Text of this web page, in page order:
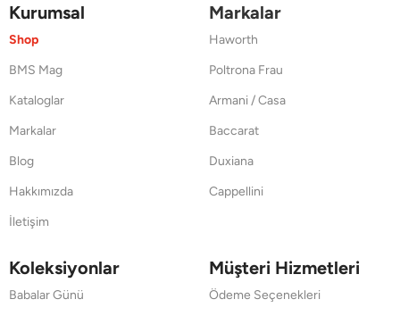
Kurumsal
Shop
BMS Mag
Kataloglar
Markalar
Blog
Hakkımızda
İletişim
Markalar
Haworth
Poltrona Frau
Armani / Casa
Baccarat
Duxiana
Cappellini
Koleksiyonlar
Babalar Günü
Müşteri Hizmetleri
Ödeme Seçenekleri